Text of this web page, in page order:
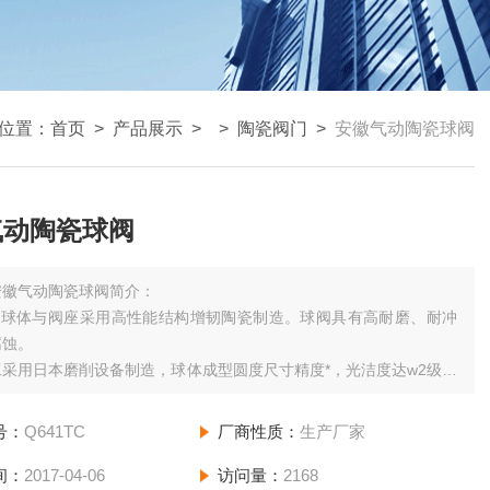
置： 首页 > 产品展示 > > 陶瓷阀门 > 安徽气动陶瓷球阀
陶瓷球阀
气动陶瓷球阀简介：
体与阀座采用高性能结构增韧陶瓷制造。球阀具有高耐磨、耐冲
。
用日本磨削设备制造，球体成型圆度尺寸精度*，光洁度达w2级，
阀具有金属球阀不可比拟的优势，使用寿命是钛金属、蒙乃尔金
：Q641TC 厂商性质： 生产厂家
2017-04-06 访问量： 2168